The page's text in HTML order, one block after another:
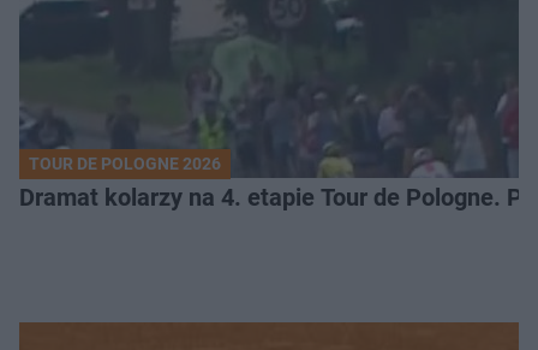
TOUR DE POLOGNE 2026
Dramat kolarzy na 4. etapie Tour de Pologne.